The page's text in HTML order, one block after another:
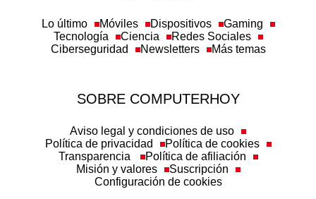
Lo último Móviles Dispositivos
Gaming
Tecnología
Ciencia
Redes Sociales
Ciberseguridad
Newsletters Más temas
SOBRE COMPUTERHOY
Aviso legal y condiciones de uso
Política de privacidad
Política de cookies
Transparencia
Política de afiliación
Misión y valores
Suscripción
Configuración de cookies